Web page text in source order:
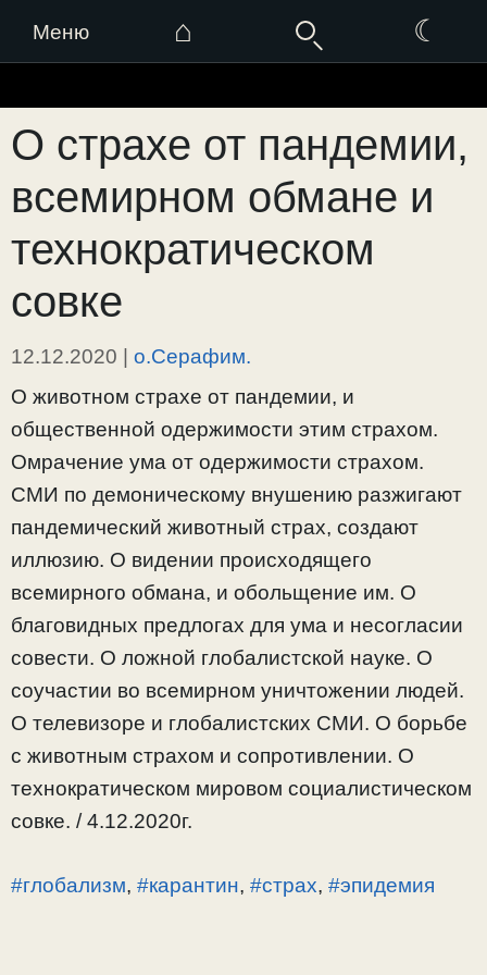
Меню ⌂ ☾
к
содержимому
О страхе от пандемии,
всемирном обмане и
технократическом
совке
12.12.2020 | о.Серафим.
О животном страхе от пандемии, и
общественной одержимости этим страхом.
Омрачение ума от одержимости страхом.
СМИ по демоническому внушению разжигают
пандемический животный страх, создают
иллюзию. О видении происходящего
всемирного обмана, и обольщение им. О
благовидных предлогах для ума и несогласии
совести. О ложной глобалистской науке. О
соучастии во всемирном уничтожении людей.
О телевизоре и глобалистских СМИ. О борьбе
с животным страхом и сопротивлении. О
технократическом мировом социалистическом
совке. / 4.12.2020г.
#глобализм, #карантин, #страх, #эпидемия